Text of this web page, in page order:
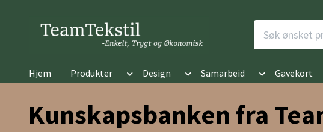
Hjem Produkter Design Samarbeid Gavekort
Kunskapsbanken fra